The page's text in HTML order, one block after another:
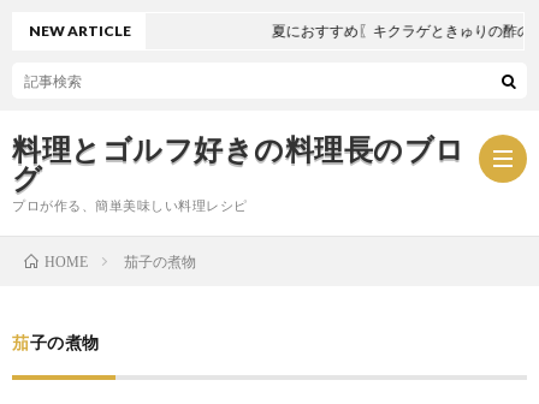
料理とゴルフ好きの料理長のブロ
グ
プロが作る、簡単美味しい料理レシピ
NEW ARTICLE 夏におすすめ〖キクラゲときゅりの酢の物
HOME 茄子の煮物
茄子の煮物